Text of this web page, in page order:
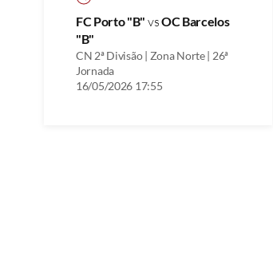
FC Porto "B" vsOC Barcelos
"B"
CN 2ª Divisão | Zona Norte | 26ª
Jornada
16/05/2026 17:55